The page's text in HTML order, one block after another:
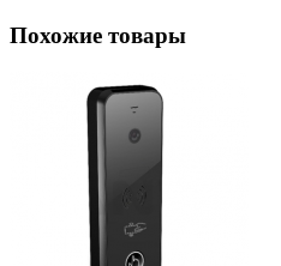
Похожие товары